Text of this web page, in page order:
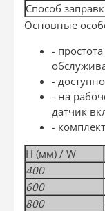
Способ
Основные
-
-
- на
датчик
-
H (мм) / W
400
600
800